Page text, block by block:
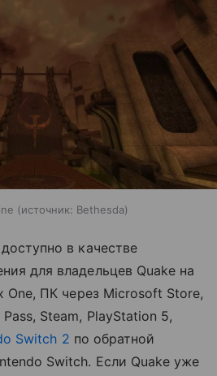
источник: Bethesda
в качестве
для владельцев Quake на
One, ПК через Microsoft Store,
Pass, Steam, PlayStation 5,
Switch 2 по обратной
Switch. Если Quake уже